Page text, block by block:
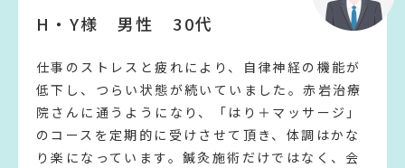
H・Y様 男性 30代
仕事のストレスと疲れにより、自律神経の機能が
低下し、つらい状態が続いていました。赤岩治療
院さんに通うようになり、「はり＋マッサージ」
のコースを定期的に受けさせて頂き、体調はかな
り楽になっています。鍼灸施術だけではなく、会